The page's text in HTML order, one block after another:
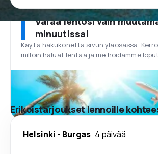
Varaa lentosi vain
minuutissa!
Käytä hakukonetta sivun yläosassa.
milloin haluat lentää ja me hoidamme
Erikoistarjoukset lennoille
Helsinki - Burgas 4 päivää